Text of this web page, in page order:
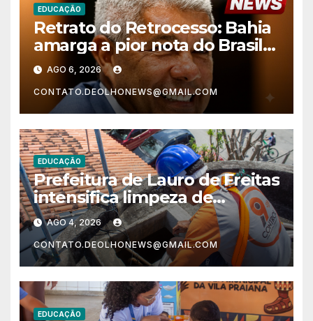
EDUCAÇÃO
Retrato do Retrocesso: Bahia
amarga a pior nota do Brasil
nos anos finais do Ensino
Fundamental e a menor do
Nordeste no Ensino Médio
AGO 6, 2026
CONTATO.DEOLHONEWS@GMAIL.COM
EDUCAÇÃO
Prefeitura de Lauro de Freitas
intensifica limpeza de
reservatórios de água nas
escolas municipais
AGO 4, 2026
CONTATO.DEOLHONEWS@GMAIL.COM
EDUCAÇÃO